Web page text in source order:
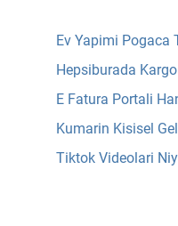
Ev Yapimi Pogaca
Hepsiburada
E Fatura Portali
Kumarin Kisisel
Tiktok Videolari